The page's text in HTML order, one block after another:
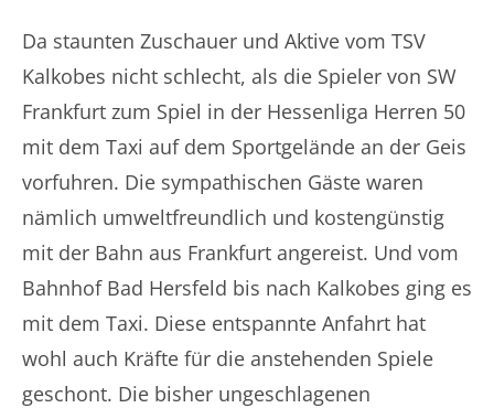
Da staunten Zuschauer und Aktive vom TSV
Kalkobes nicht schlecht, als die Spieler von SW
Frankfurt zum Spiel in der Hessenliga Herren 50
mit dem Taxi auf dem Sportgelände an der Geis
vorfuhren. Die sympathischen Gäste waren
nämlich umweltfreundlich und kostengünstig
mit der Bahn aus Frankfurt angereist. Und vom
Bahnhof Bad Hersfeld bis nach Kalkobes ging es
mit dem Taxi. Diese entspannte Anfahrt hat
wohl auch Kräfte für die anstehenden Spiele
geschont. Die bisher ungeschlagenen